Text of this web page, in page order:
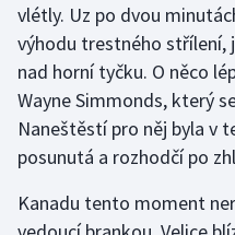
Ostatní
vlétly. Uz po dvou
výhodu trestného střílení,
nad horní tyčku. O něco
Wayne Simmonds, který
Naneštěstí pro něj byla v
posunutá a rozhodčí po
Kanadu tento moment